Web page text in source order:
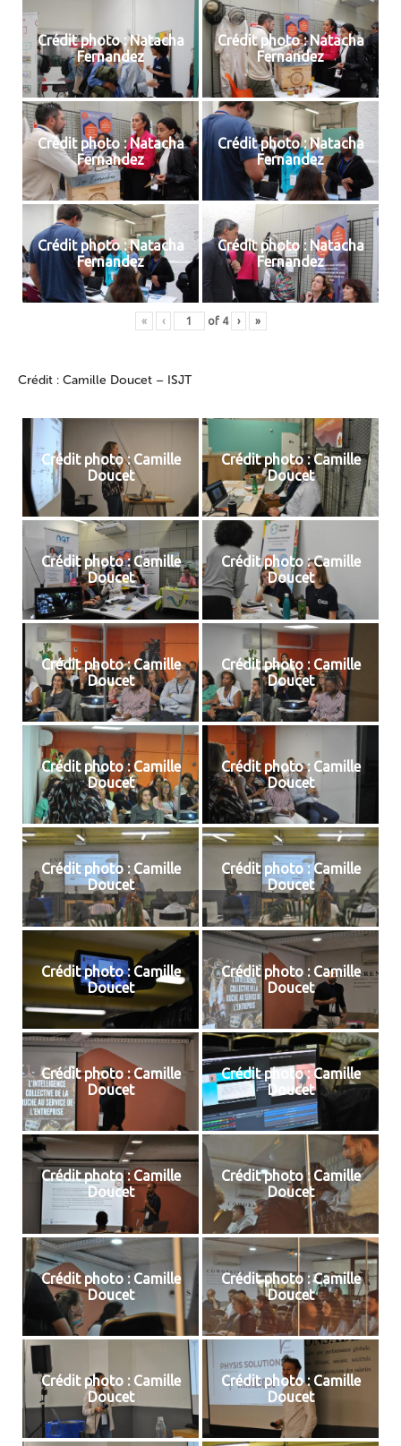
Crédit photo : Natacha
Fernandez
Crédit photo : Natacha
Fernandez
Crédit photo : Natacha
Fernandez
Crédit photo : Natacha
Fernandez
Crédit photo : Natacha
Fernandez
Crédit photo : Natacha
Fernandez
« ‹ of 4 › »
Crédit : Camille Doucet – ISJT
Crédit photo : Camille
Doucet
Crédit photo : Camille
Doucet
Crédit photo : Camille
Doucet
Crédit photo : Camille
Doucet
Crédit photo : Camille
Doucet
Crédit photo : Camille
Doucet
Crédit photo : Camille
Doucet
Crédit photo : Camille
Doucet
Crédit photo : Camille
Doucet
Crédit photo : Camille
Doucet
Crédit photo : Camille
Doucet
Crédit photo : Camille
Doucet
Crédit photo : Camille
Doucet
Crédit photo : Camille
Doucet
Crédit photo : Camille
Doucet
Crédit photo : Camille
Doucet
Crédit photo : Camille
Doucet
Crédit photo : Camille
Doucet
Crédit photo : Camille
Doucet
Crédit photo : Camille
Doucet